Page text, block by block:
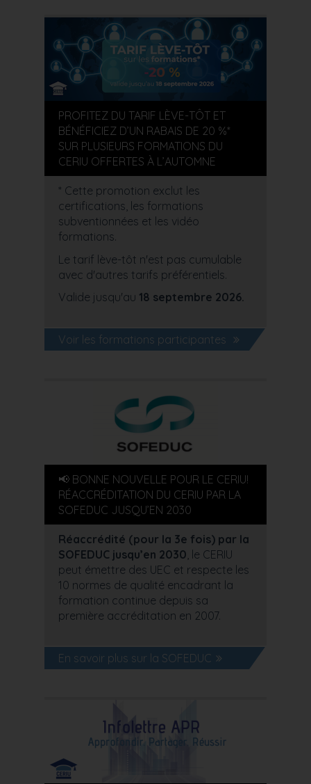
PROFITEZ DU TARIF LÈVE-TÔT ET
BÉNÉFICIEZ D’UN RABAIS DE 20 %*
SUR PLUSIEURS FORMATIONS DU
CERIU OFFERTES À L’AUTOMNE
* Cette promotion exclut les
certifications, les formations
subventionnées et les vidéo
formations.
Le tarif lève-tôt n'est pas cumulable
avec d'autres tarifs préférentiels.
Valide jusqu'au 18 septembre 2026.
Voir les formations participantes
📢 BONNE NOUVELLE POUR LE CERIU!
RÉACCRÉDITATION DU CERIU PAR LA
SOFEDUC JUSQU’EN 2030
Réaccrédité (pour la 3e fois) par la
SOFEDUC jusqu’en 2030, le CERIU
peut émettre des UEC et respecte les
10 normes de qualité encadrant la
formation continue depuis sa
première accréditation en 2007.
En savoir plus sur la SOFEDUC